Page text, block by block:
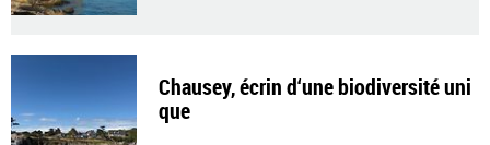
Chausey, écrin d‘une biodiversité uni
que